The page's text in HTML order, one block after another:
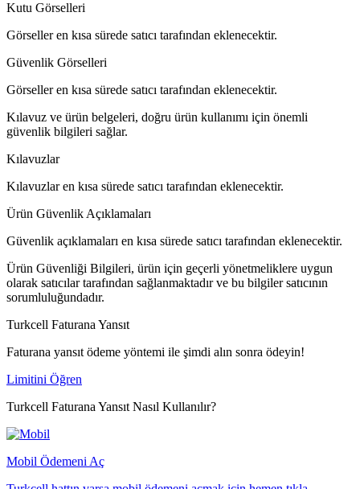
Kutu Görselleri
Görseller en kısa sürede satıcı tarafından eklenecektir.
Güvenlik Görselleri
Görseller en kısa sürede satıcı tarafından eklenecektir.
Kılavuz ve ürün belgeleri, doğru ürün kullanımı için önemli
güvenlik bilgileri sağlar.
Kılavuzlar
Kılavuzlar en kısa sürede satıcı tarafından eklenecektir.
Ürün Güvenlik Açıklamaları
Güvenlik açıklamaları en kısa sürede satıcı tarafından eklenecektir.
Ürün Güvenliği Bilgileri, ürün için geçerli yönetmeliklere uygun
olarak satıcılar tarafından sağlanmaktadır ve bu bilgiler satıcının
sorumluluğundadır.
Turkcell Faturana Yansıt
Faturana yansıt ödeme yöntemi ile şimdi alın sonra ödeyin!
Limitini Öğren
Turkcell Faturana Yansıt Nasıl Kullanılır?
Mobil Ödemeni Aç